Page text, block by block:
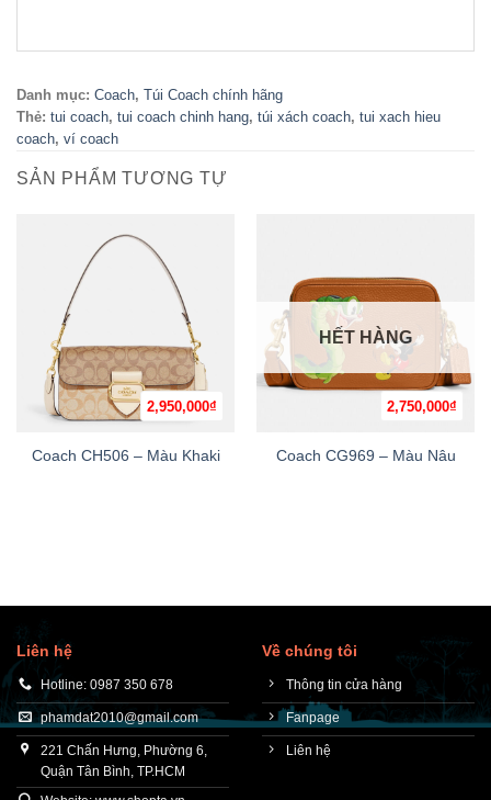
Danh mục: Coach, Túi Coach chính hãng
Thẻ: tui coach, tui coach chinh hang, túi xách coach, tui xach hieu
coach, ví coach
SẢN PHẨM TƯƠNG TỰ
2,950,000₫
Coach CH506 – Màu Khaki
2,750,000₫
HẾT HÀNG
Coach CG969 – Màu Nâu
Liên hệ
Hotline: 0987 350 678
phamdat2010@gmail.com
221 Chấn Hưng, Phường 6,
Quận Tân Bình, TP.HCM
Về chúng tôi
Thông tin cửa hàng
Fanpage
Liên hệ